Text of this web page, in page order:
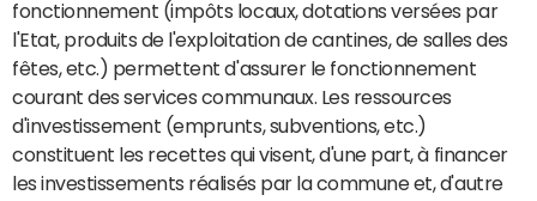
fonctionnement (impôts locaux, dotations versées par
l'Etat, produits de l'exploitation de cantines, de salles des
fêtes, etc.) permettent d'assurer le fonctionnement
courant des services communaux. Les ressources
d'investissement (emprunts, subventions, etc.)
constituent les recettes qui visent, d'une part, à financer
les investissements réalisés par la commune et, d'autre